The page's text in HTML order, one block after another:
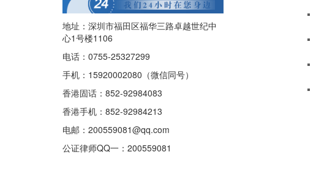
地址：深圳市福田区福华三路卓越世纪中
心1号楼1106
电话：0755-25327299
手机：15920002080（微信同号）
香港固话：852-92984083
香港手机：852-92984213
电邮：200559081@qq.com
公证律师QQ一： 200559081